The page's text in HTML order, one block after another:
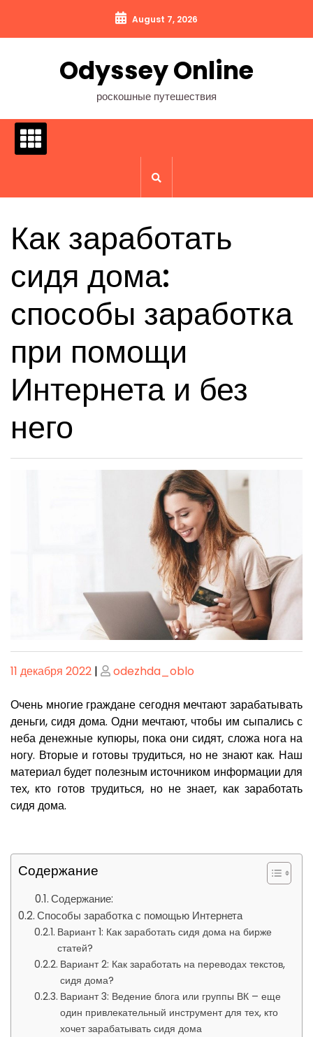
содержимому
August 7, 2026
Odyssey Online
роскошные путешествия
Как заработать
сидя дома:
способы заработка
при помощи
Интернета и без
него
Опубликовано
11 декабря 2022 | Опубликовано
odezhda_oblo
Очень многие граждане сегодня мечтают зарабатывать
деньги, сидя дома. Одни мечтают, чтобы им сыпались с
неба денежные купюры, пока они сидят, сложа нога на
ногу. Вторые и готовы трудиться, но не знают как. Наш
материал будет полезным источником информации для
тех, кто готов трудиться, но не знает, как заработать
сидя дома.
Содержание
Содержание:
Способы заработка с помощью Интернета
Вариант 1: Как заработать сидя дома на бирже
статей?
Вариант 2: Как заработать на переводах текстов,
сидя дома?
Вариант 3: Ведение блога или группы ВК – еще
один привлекательный инструмент для тех, кто
хочет зарабатывать сидя дома